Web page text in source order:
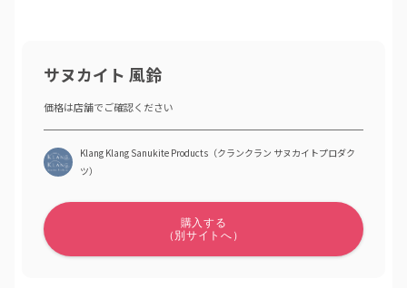
サヌカイト 風鈴
Klang Klang Sanukite Products（クランクラン サヌカイトプロダク
ツ）